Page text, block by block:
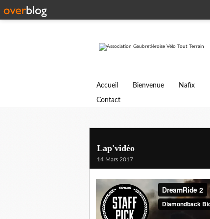
Accueil Bienvenue Nafix
Contact
Lap'vidéo
14 Mars 2017